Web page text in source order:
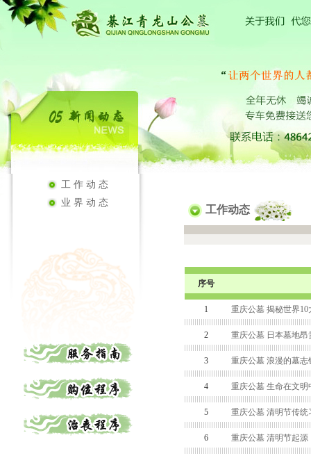
工作动态
业界动态
工作动态
序号
1 重庆公墓 揭秘世界10
2 重庆公墓 日本墓地
3 重庆公墓 浪漫的墓志
4 重庆公墓 生命在文明
5 重庆公墓 清明节传统
6 重庆公墓 清明节起源